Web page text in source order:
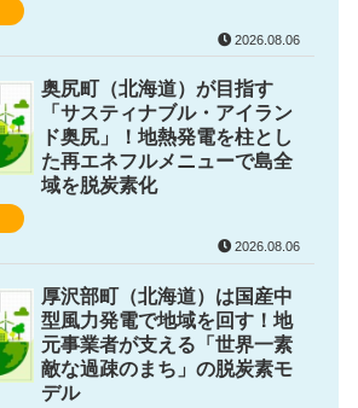
2026.08.06
奥尻町（北海道）が目指す
「サスティナブル・アイラン
ド奥尻」！地熱発電を柱とし
た再エネフルメニューで島全
域を脱炭素化
2026.08.06
厚沢部町（北海道）は国産中
型風力発電で地域を回す！地
元事業者が支える「世界一素
敵な過疎のまち」の脱炭素モ
デル